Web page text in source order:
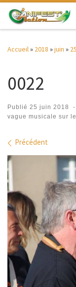
Passer au contenu
Accueil» 2018 »juin » 25
0022
Publié 25 juin 2018 -
vague musicale sur
Navigation
Précédent